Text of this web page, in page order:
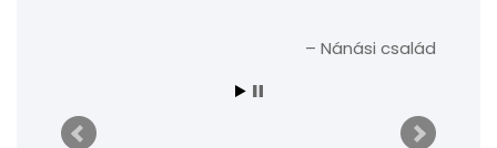
Nánási család